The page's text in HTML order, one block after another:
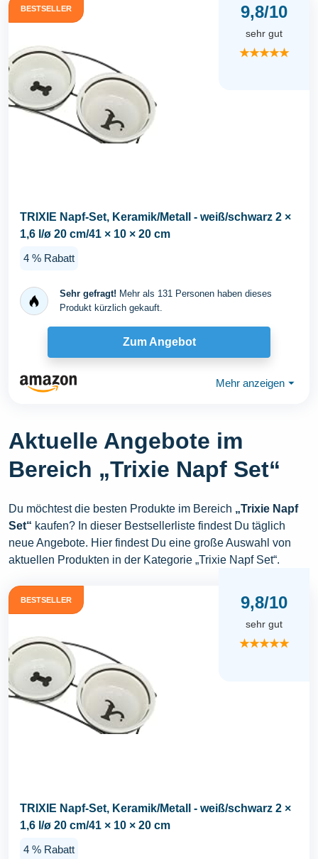
BESTSELLER 9,8/10
sehr gut
★★★★★
TRIXIE Napf-Set, Keramik/Metall - weiß/schwarz 2 ×
1,6 l/ø 20 cm/41 × 10 × 20 cm
4 % Rabatt
Sehr gefragt! Mehr als 131 Personen haben dieses
Produkt kürzlich gekauft.
Zum Angebot
Mehr anzeigen ⏷
Aktuelle Angebote im
Bereich „Trixie Napf Set“
Du möchtest die besten Produkte im Bereich „Trixie Napf
Set“ kaufen? In dieser Bestsellerliste findest Du täglich
neue Angebote. Hier findest Du eine große Auswahl von
aktuellen Produkten in der Kategorie „Trixie Napf Set“.
BESTSELLER 9,8/10
sehr gut
★★★★★
TRIXIE Napf-Set, Keramik/Metall - weiß/schwarz 2 ×
1,6 l/ø 20 cm/41 × 10 × 20 cm
4 % Rabatt